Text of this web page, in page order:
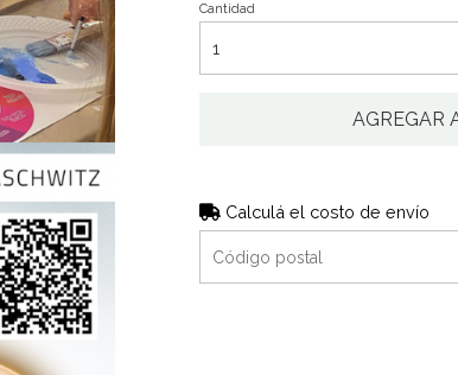
Cantidad
AGREGAR
Calculá el costo de envío